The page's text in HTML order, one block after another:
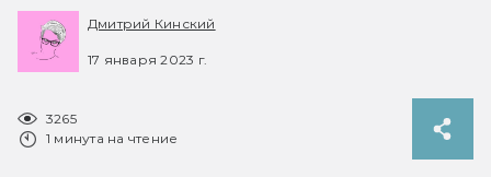
Дмитрий Кинский
17 января 2023 г.
3265
1 минута на чтение